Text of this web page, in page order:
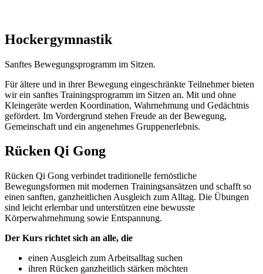
Hockergymnastik
Sanftes Bewegungsprogramm im Sitzen.
Für ältere und in ihrer Bewegung eingeschränkte Teilnehmer bieten
wir ein sanftes Trainingsprogramm im Sitzen an. Mit und ohne
Kleingeräte werden Koordination, Wahrnehmung und Gedächtnis
gefördert. Im Vordergrund stehen Freude an der Bewegung,
Gemeinschaft und ein angenehmes Gruppenerlebnis.
Rücken Qi Gong
Rücken Qi Gong verbindet traditionelle fernöstliche
Bewegungsformen mit modernen Trainingsansätzen und schafft so
einen sanften, ganzheitlichen Ausgleich zum Alltag. Die Übungen
sind leicht erlernbar und unterstützen eine bewusste
Körperwahrnehmung sowie Entspannung.
Der Kurs richtet sich an alle, die
einen Ausgleich zum Arbeitsalltag suchen
ihren Rücken ganzheitlich stärken möchten